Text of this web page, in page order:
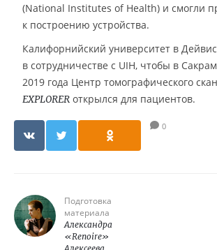
(National Institutes of Health) и смогли
к построению устройства.
Калифорнийский университет в
в сотрудничестве с UIH, чтобы в
2019 года Центр томографического
EXPLORER открылся для пациентов.
0
Подготовка
материала
Александра
«Renoire»